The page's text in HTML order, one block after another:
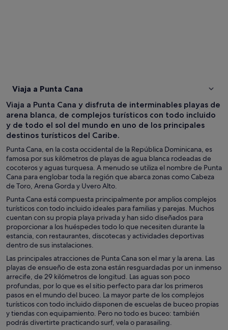
Viaja a Punta Cana
Viaja a Punta Cana y disfruta de interminables playas de
arena blanca, de complejos turísticos con todo incluido
y de todo el sol del mundo en uno de los principales
destinos turísticos del Caribe.
Punta Cana, en la costa occidental de la República Dominicana, es
famosa por sus kilómetros de playas de agua blanca rodeadas de
cocoteros y aguas turquesa. A menudo se utiliza el nombre de Punta
Cana para englobar toda la región que abarca zonas como Cabeza
de Toro, Arena Gorda y Uvero Alto.
Punta Cana está compuesta principalmente por amplios complejos
turísticos con todo incluido ideales para familias y parejas. Muchos
cuentan con su propia playa privada y han sido diseñados para
proporcionar a los huéspedes todo lo que necesiten durante la
estancia, con restaurantes, discotecas y actividades deportivas
dentro de sus instalaciones.
Las principales atracciones de Punta Cana son el mar y la arena. Las
playas de ensueño de esta zona están resguardadas por un inmenso
arrecife, de 29 kilómetros de longitud. Las aguas son poco
profundas, por lo que es el sitio perfecto para dar los primeros
pasos en el mundo del buceo. La mayor parte de los complejos
turísticos con todo incluido disponen de escuelas de buceo propias
y tiendas con equipamiento. Pero no todo es buceo: también
podrás divertirte practicando surf, vela o parasailing.